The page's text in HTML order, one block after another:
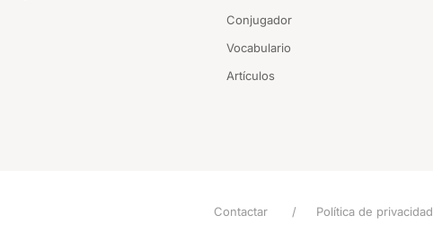
Conjugador
Vocabulario
Artículos
Contactar Política de privacidad